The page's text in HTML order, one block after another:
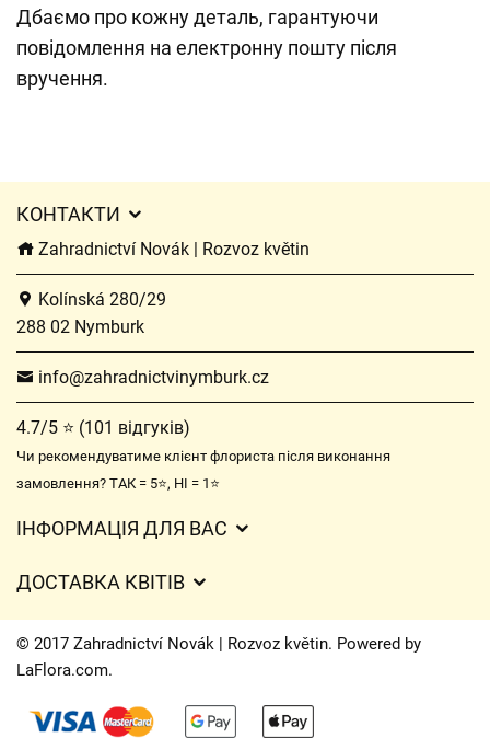
Дбаємо про кожну деталь, гарантуючи
повідомлення на електронну пошту після
вручення.
КОНТАКТИ
Zahradnictví Novák | Rozvoz květin
Kolínská 280/29
288 02 Nymburk
info@zahradnictvinymburk.cz
4.7/5 ⭐ (101 відгуків)
Чи рекомендуватиме клієнт флориста після виконання
замовлення? ТАК = 5⭐, НІ = 1⭐
ІНФОРМАЦІЯ ДЛЯ ВАС
Час доставки квітів – огляд можливостей
ДОСТАВКА КВІТІВ
Вартість доставки
Куди ми доставляємо квіти
Контакти
© 2017 Zahradnictví Novák | Rozvoz květin. Powered by
LaFlora.com.